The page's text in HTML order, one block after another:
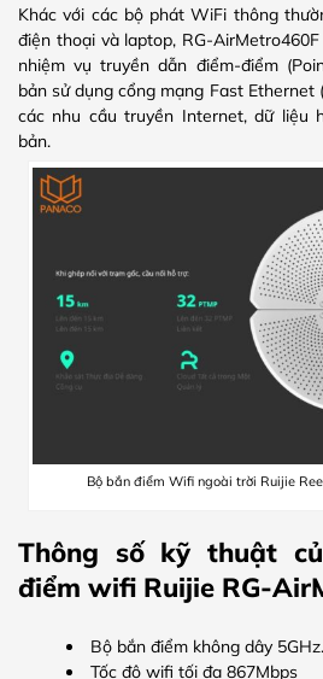
Khác với các bộ phát WiFi thông
điện thoại và laptop, RG-
nhiệm vụ truyền dẫn điểm-điểm
bản sử dụng cổng mạng Fast Ethernet
các nhu cầu truyền Internet, dữ liệu
bản.
Bộ bắn điểm Wifi ngoài trời Ruijie
Thông số kỹ thuật
điểm wifi Ruijie RG-
Bộ bắn điểm không dây 5GHz.
Tốc độ wifi tối đa 867Mbps